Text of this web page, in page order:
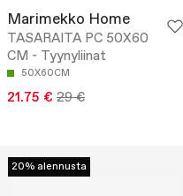
Marimekko Home
TASARAITA PC 50X60
CM - Tyynyliinat
50X60CM
21.75 € 29 €
20% alennusta